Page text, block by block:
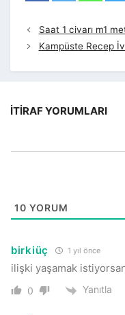
Saat 1 civarı m1
Kampüste Recep
İTIRAF YORUMLARI
10 YORUM
birkiüç 1 yıl önce
ilişki yaşamak
0 Yanıtla